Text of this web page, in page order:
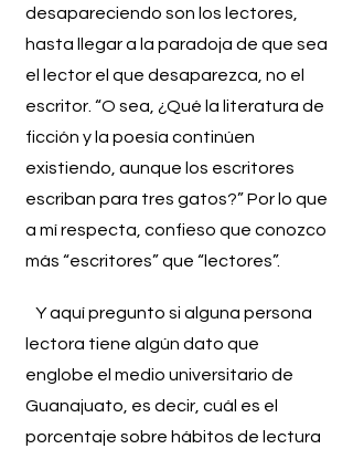
desapareciendo son los lectores,
hasta llegar a la paradoja de que sea
el lector el que desaparezca, no el
escritor. “O sea, ¿Qué la literatura de
ficción y la poesía continúen
existiendo, aunque los escritores
escriban para tres gatos?” Por lo que
a mí respecta, confieso que conozco
más “escritores” que “lectores”.
Y aquí pregunto si alguna persona
lectora tiene algún dato que
englobe el medio universitario de
Guanajuato, es decir, cuál es el
porcentaje sobre hábitos de lectura